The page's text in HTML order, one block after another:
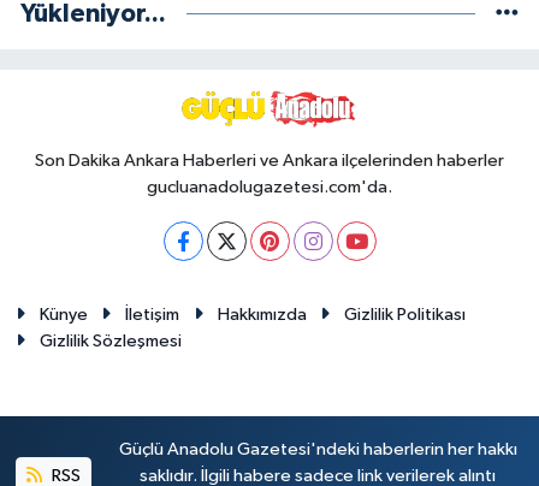
Yükleniyor...
Son Dakika Ankara Haberleri ve Ankara ilçelerinden haberler
gucluanadolugazetesi.com'da.
Künye İletişim Hakkımızda
Gizlilik Politikası
Gizlilik Sözleşmesi
RSS
Güçlü Anadolu Gazetesi'ndeki haberlerin her hakkı
saklıdır. İlgili habere sadece link verilerek alıntı